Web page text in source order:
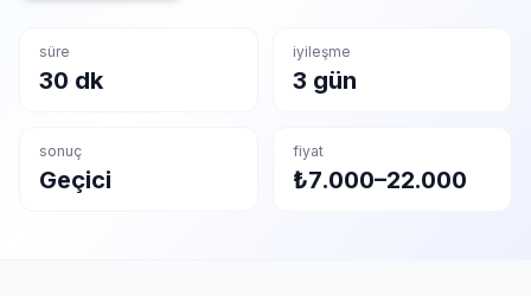
süre
30 dk
iyileşme
3 gün
sonuç
Geçici
fiyat
₺7.000–22.000